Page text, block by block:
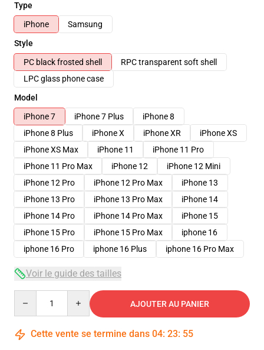
Type
iPhone
Samsung
Style
PC black frosted shell
RPC transparent soft shell
LPC glass phone case
Model
iPhone 7
iPhone 7 Plus
iPhone 8
iPhone 8 Plus
iPhone X iPhone XR
iPhone XS
iPhone XS Max
iPhone 11
iPhone 11 Pro
iPhone 11 Pro Max
iPhone 12
iPhone 12 Mini
iPhone 12 Pro
iPhone 12 Pro Max
iPhone 13
iPhone 13 Pro
iPhone 13 Pro Max
iPhone 14
iPhone 14 Pro
iPhone 14 Pro Max
iPhone 15
iPhone 15 Pro
iPhone 15 Pro Max
iphone 16
iphone 16 Pro
iphone 16 Plus iphone 16 Pro Max
Voir le guide des tailles
AJOUTER AU PANIER
Cette vente se termine dans 04: 23: 54